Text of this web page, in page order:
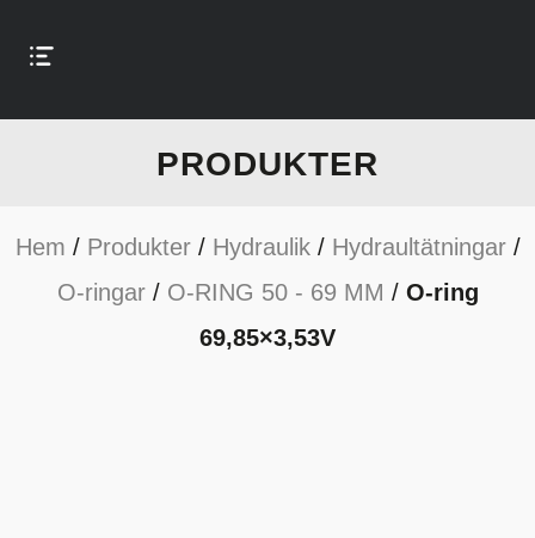
PRODUKTER
Hem / Produkter/ Hydraulik/ Hydraultätningar/
O-ringar/ O-RING 50 - 69 MM / O-ring
69,85×3,53V